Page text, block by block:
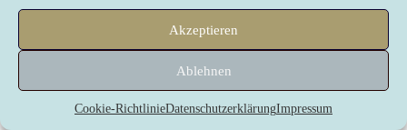
Akzeptieren
Ablehnen
Cookie-RichtlinieDatenschutzerklärungImpressum
der mich zutiefst berührende Film
über Maria Westerberg und er wirkt
noch immer…, herzlichst Gabriele